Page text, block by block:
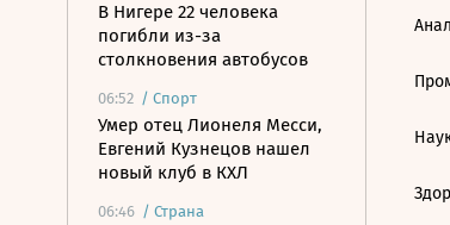
В Нигере 22 человека
погибли из-за
столкновения автобусов
06:52 / Спорт
Умер отец Лионеля Месси,
Евгений Кузнецов нашел
новый клуб в КХЛ
06:46 / Страна